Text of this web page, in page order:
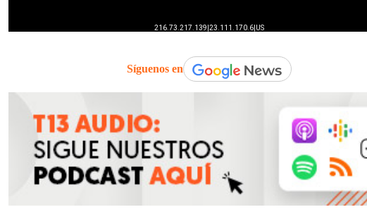
Síguenos en